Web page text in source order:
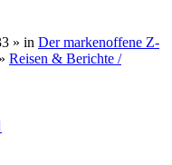
» in Der markenoffene Z-
Reisen & Berichte /